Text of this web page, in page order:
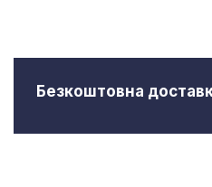
Безкоштовна